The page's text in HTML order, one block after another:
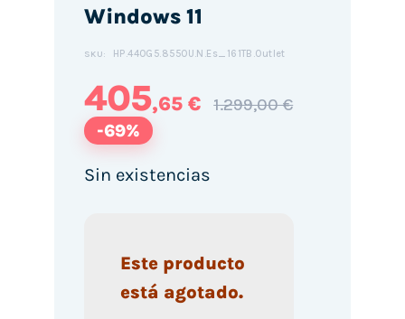
Windows 11
SKU: HP.440G5.8550U.N.Es_161TB.Outlet
405,65 € 1.299,00 €
-69%
Sin existencias
Este producto
está agotado.